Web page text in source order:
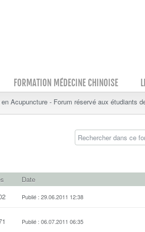
FORMATION MÉDECINE CHINOISE
Acupuncture - Forum réservé aux étudiants
Date
Publié : 29.06.2011 12:38
Publié : 06.07.2011 06:35